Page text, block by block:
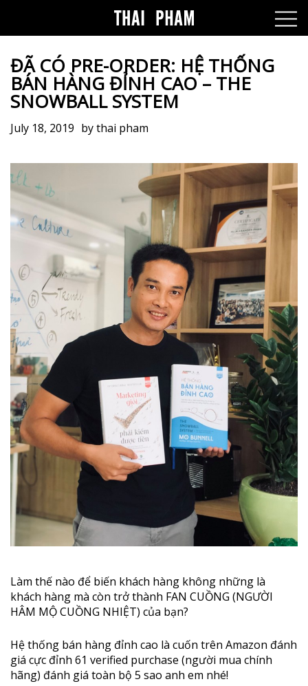
ĐÃ CÓ PRE-ORDER: HỆ THỐNG
BÁN HÀNG ĐỈNH CAO – THE
SNOWBALL SYSTEM
July 18, 2019 bythai pham
Làm thế nào để biến khách hàng không những là
khách hàng mà còn trở thành FAN CUỒNG (NGƯỜI
HÂM MỘ CUỒNG NHIỆT) của bạn?
Hệ thống bán hàng đỉnh cao là cuốn trên Amazon đánh
giá cực đỉnh 61 verified purchase (người mua chính
hãng) đánh giá toàn bộ 5 sao anh em nhé!